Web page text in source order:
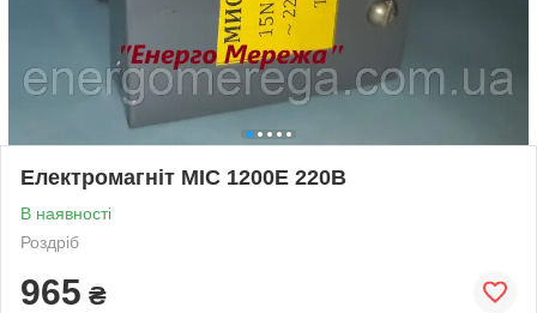
Електромагніт МІС 1200Е 220В
В наявності
Роздріб
965 ₴